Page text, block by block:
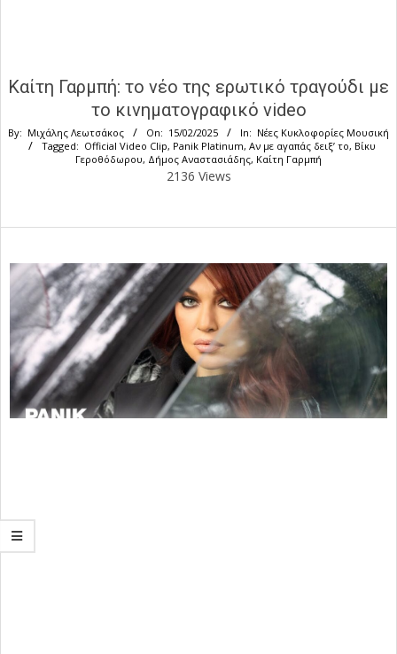
Καίτη Γαρμπή: το νέο της ερωτικό τραγούδι με
το κινηματογραφικό video
By: Μιχάλης Λεωτσάκος On: 15/02/2025 In: Νέες Κυκλοφορίες Μουσική
Tagged: Official Video Clip, Panik Platinum, Αν με αγαπάς δειξ’ το, Βίκυ
Γεροθόδωρου, Δήμος Αναστασιάδης, Καίτη Γαρμπή
2136 Views